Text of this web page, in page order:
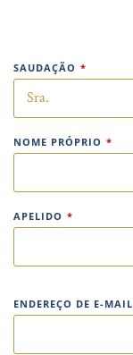
SAUDAÇÃO *
NOME PRÓPRIO *
APELIDO *
ENDEREÇO DE E-MAIL